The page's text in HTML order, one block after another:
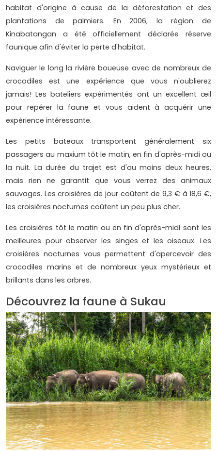
habitat d'origine à cause de la déforestation et des
plantations de palmiers. En 2006, la région de
Kinabatangan a été officiellement déclarée réserve
faunique afin d'éviter la perte d'habitat.
Naviguer le long la rivière boueuse avec de nombreux de
crocodiles est une expérience que vous n'oublierez
jamais! Les bateliers expérimentés ont un excellent œil
pour repérer la faune et vous aident à acquérir une
expérience intéressante.
Les petits bateaux transportent généralement six
passagers au maxium tôt le matin, en fin d'après-midi ou
la nuit. La durée du trajet est d'au moins deux heures,
mais rien ne garantit que vous verrez des animaux
sauvages. Les croisières de jour coûtent de 9,3 € à 18,6 €,
les croisières nocturnes coûtent un peu plus cher.
Les croisières tôt le matin ou en fin d'après-midi sont les
meilleures pour observer les singes et les oiseaux. Les
croisières nocturnes vous permettent d'apercevoir des
crocodiles marins et de nombreux yeux mystérieux et
brillants dans les arbres.
Découvrez la faune à Sukau